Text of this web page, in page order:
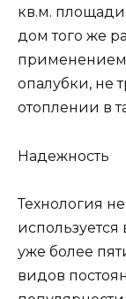
кв.м.
дом того же
применением
опалубки, не
отоплении в
Надежность
Технология
уже более
видов